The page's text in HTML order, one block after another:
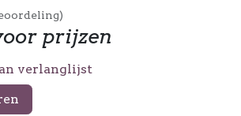
prijzen
verlanglijst